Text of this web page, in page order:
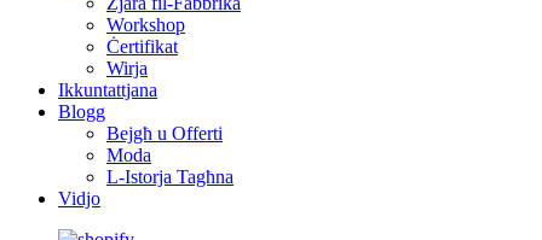
Workshop
Ċertifikat
Wirja
Ikkuntattjana
Blogg
Bejgħ u Offerti
Moda
L-Istorja Tagħna
Vidjo